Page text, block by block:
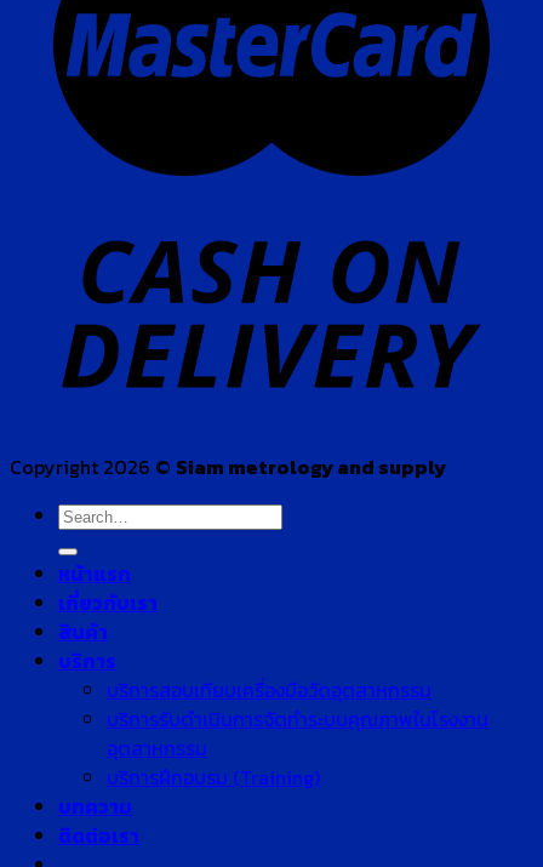
Copyright 2026 © Siam metrology and supply
Search
for:
หน้าแรก
เกี่ยวกับเรา
สินค้า
บริการ
บริการสอบเทียบเครื่องมือวัดอุตสาหกรรม
บริการรับดำเนินการจัดทำระบบคุณภาพในโรงงาน
อุตสาหกรรม
บริการฝึกอบรม (Training)
บทความ
ติดต่อเรา